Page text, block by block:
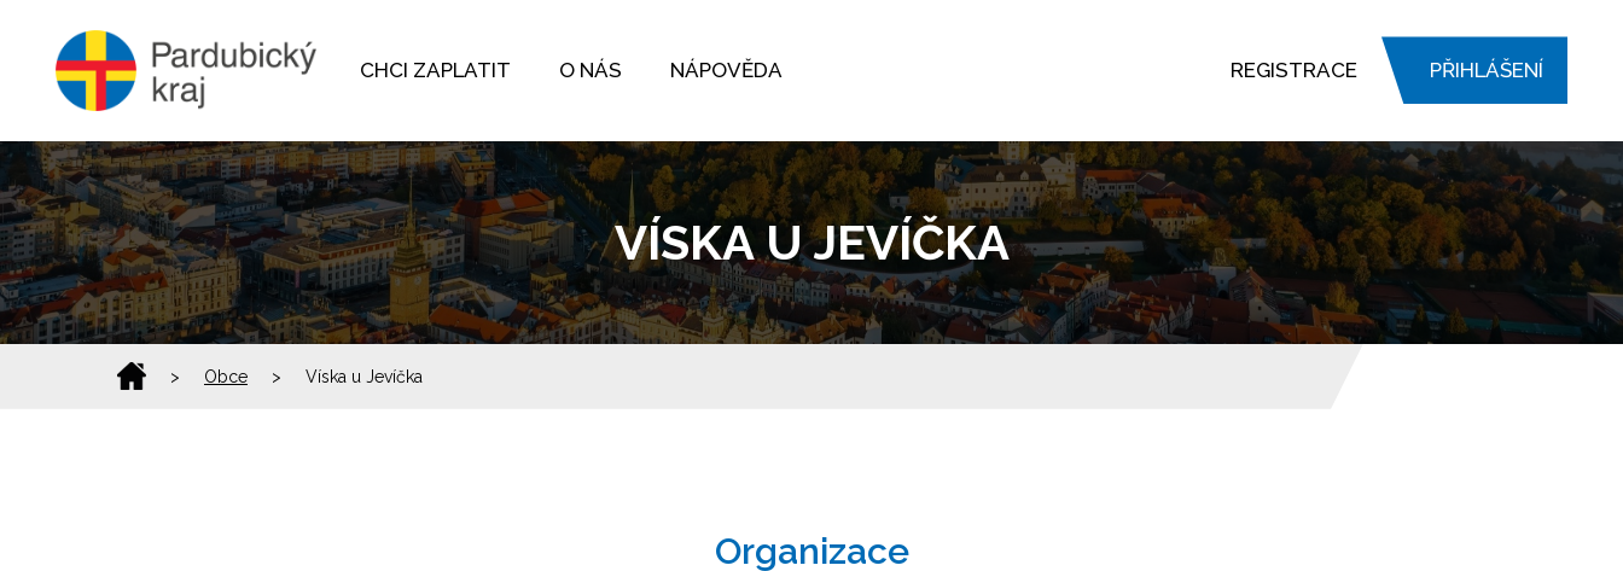
CHCI ZAPLATIT O NÁS NÁPOVĚDA REGISTRACE PŘIHLÁŠENÍ
VÍSKA U JEVÍČKA
> Obce > Víska u Jevíčka
Organizace